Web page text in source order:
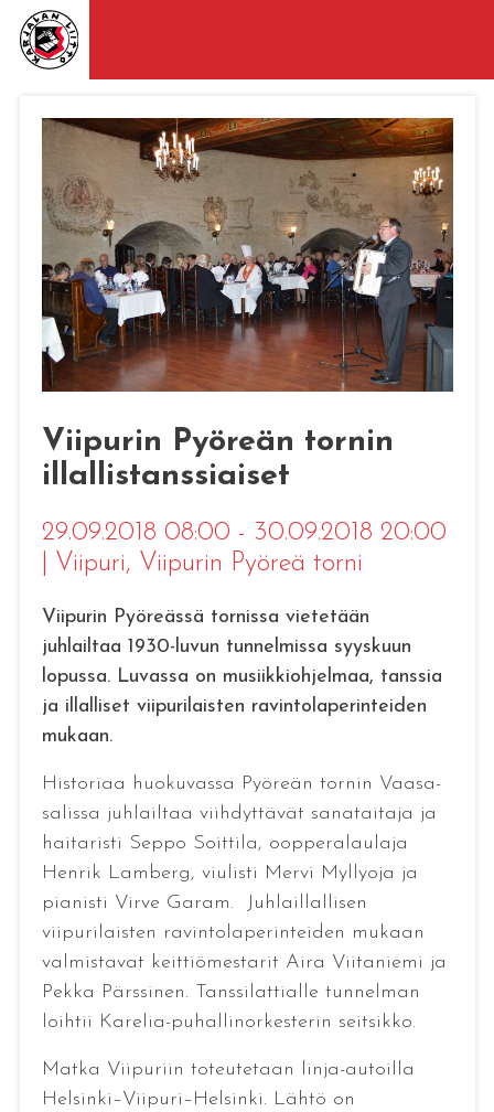
Viipurin Pyöreän tornin
illallistanssiaiset
29.09.2018 08:00 - 30.09.2018 20:00
Viipuri, Viipurin Pyöreä torni
Viipurin Pyöreässä tornissa vietetään
juhlailtaa 1930-luvun tunnelmissa syyskuun
lopussa. Luvassa on musiikkiohjelmaa, tanssia
ja illalliset viipurilaisten ravintolaperinteiden
mukaan.
Historiaa huokuvassa Pyöreän tornin Vaasa-
salissa juhlailtaa viihdyttävät sanataitaja ja
haitaristi Seppo Soittila, oopperalaulaja
Henrik Lamberg, viulisti Mervi Myllyoja ja
pianisti Virve Garam. Juhlaillallisen
viipurilaisten ravintolaperinteiden mukaan
valmistavat keittiömestarit Aira Viitaniemi ja
Pekka Pärssinen. Tanssilattialle tunnelman
loihtii Karelia-puhallinorkesterin seitsikko.
Matka Viipuriin toteutetaan linja-autoilla
Helsinki–Viipuri–Helsinki. Lähtö on